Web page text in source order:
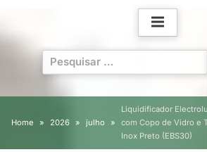
Pesquisar
por:
Home 2026 julho
Liquidificador
com Copo de Vidro e
Inox Preto (EBS30)